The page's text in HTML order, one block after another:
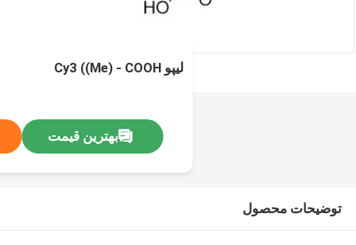
لیپو Cy3 ((Me) - COOH
بهترین قیمت
توضیحات محصول